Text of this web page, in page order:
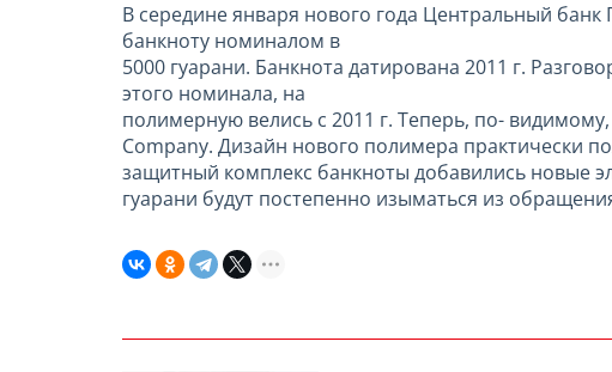
В середине января нового года Центральный
банкноту номиналом в
5000 гуарани. Банкнота датирована 2011 г.
этого номинала, на
полимерную велись с 2011 г. Теперь, по-
Company. Дизайн нового полимера практически
защитный комплекс банкноты добавились новые
гуарани будут постепенно изыматься из